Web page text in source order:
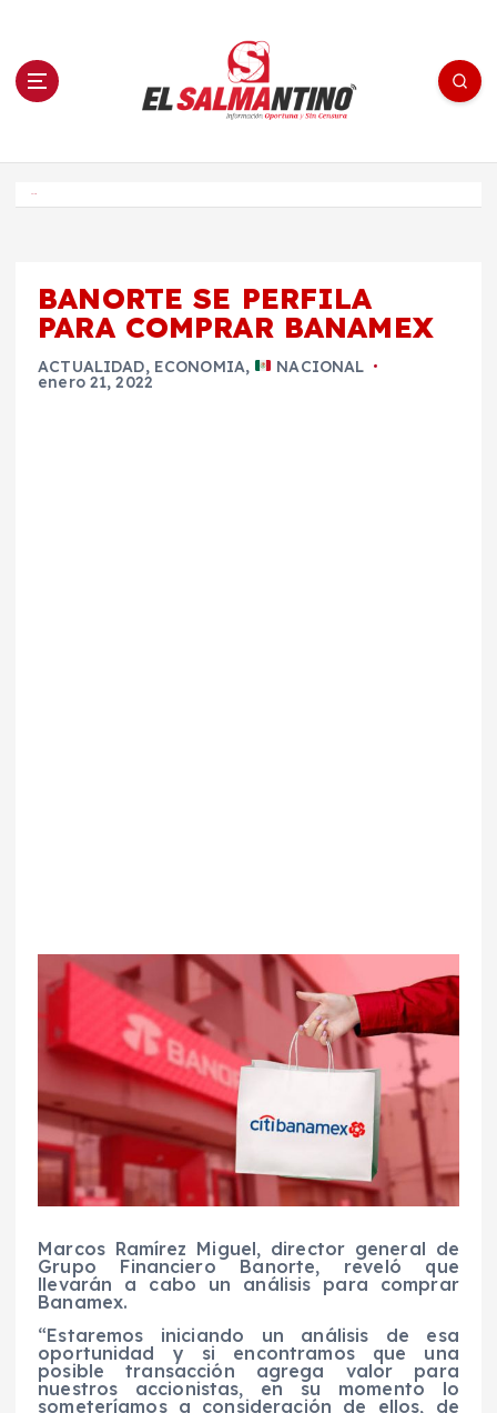
n El Salmantino - medios/noticias/editorial
BANORTE SE PERFILA
PARA COMPRAR BANAMEX
ACTUALIDAD, ECONOMIA, NACIONAL
enero 21, 2022
Marcos Ramírez Miguel, director general de
Grupo Financiero Banorte, reveló que
llevarán a cabo un análisis para comprar
Banamex.
“Estaremos iniciando un análisis de esa
oportunidad y si encontramos que una
posible transacción agrega valor para
nuestros accionistas, en su momento lo
someteríamos a consideración de ellos, de